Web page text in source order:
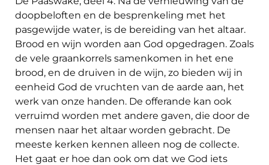
doopbeloften en de besprenkeling met het
pasgewijde water, is de bereiding van het altaar.
Brood en wijn worden aan God opgedragen. Zoals
de vele graankorrels samenkomen in het ene
brood, en de druiven in de wijn, zo bieden wij in
eenheid God de vruchten van de aarde aan, het
werk van onze handen. De offerande kan ook
verruimd worden met andere gaven, die door de
mensen naar het altaar worden gebracht. De
meeste kerken kennen alleen nog de collecte.
Het gaat er hoe dan ook om dat we God iets